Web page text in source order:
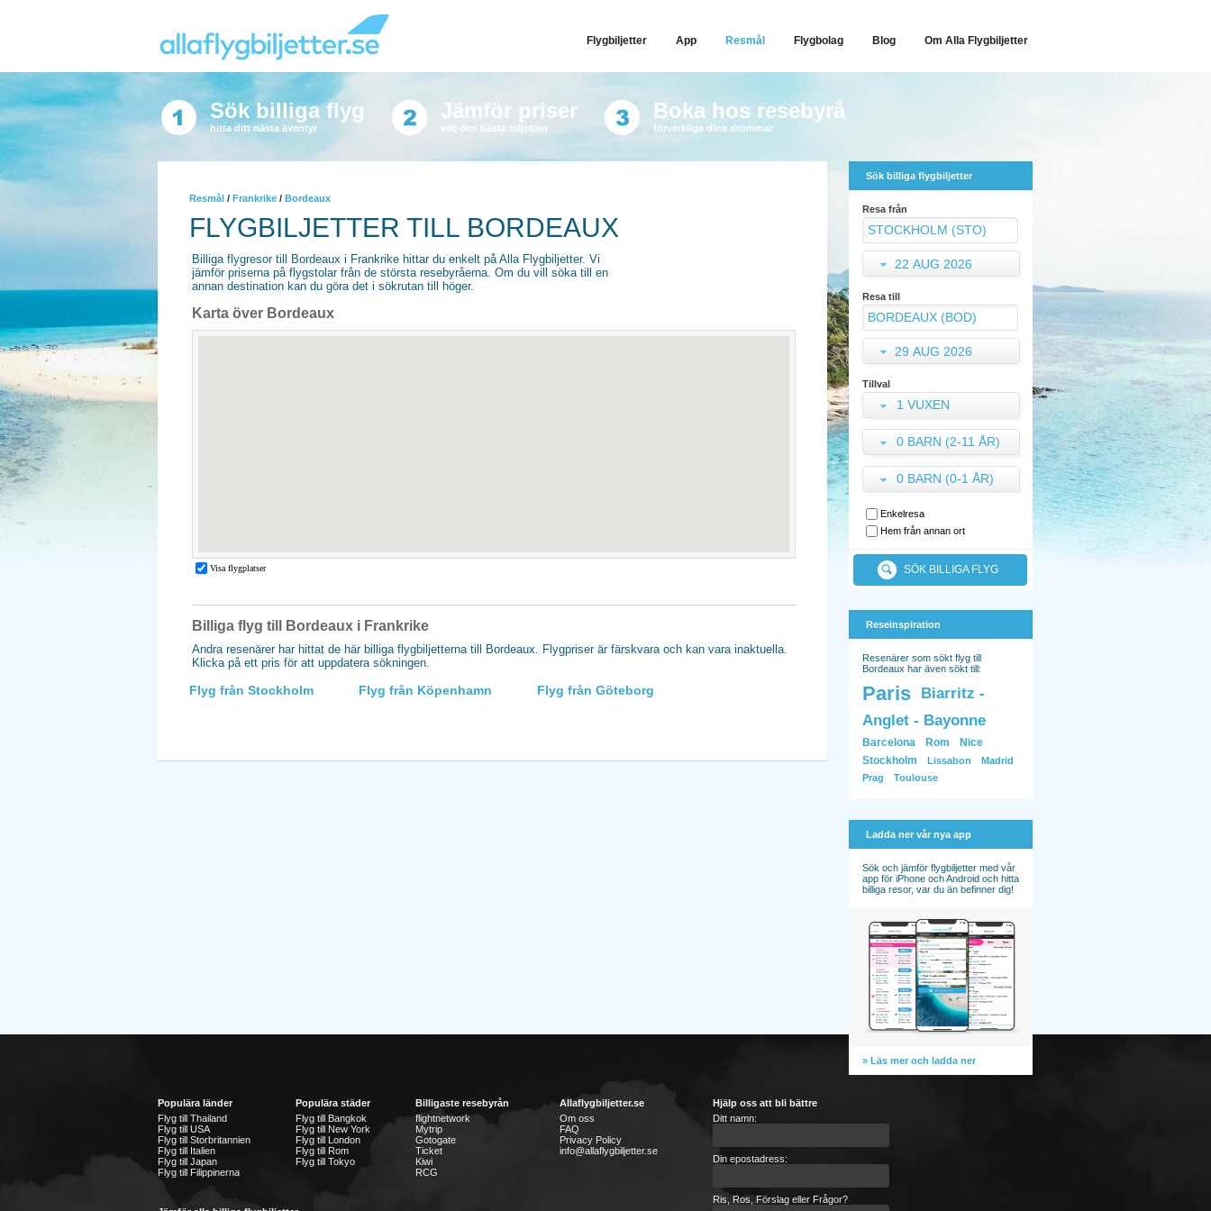
Flygbiljetter App Resmål Flygbolag Blog Om Alla Flygbiljetter
Sök billiga flyg
hitta ditt nästa äventyr
Jämför priser
välj den bästa biljetten
Boka hos resebyrå
förverkliga dina drömmar
Resmål / Frankrike / Bordeaux
FLYGBILJETTER TILL BORDEAUX
Billiga flygresor till Bordeaux i Frankrike hittar du enkelt på Alla Flygbiljetter. Vi
jämför priserna på flygstolar från de största resebyråerna. Om du vill söka till en
annan destination kan du göra det i sökrutan till höger.
Karta över Bordeaux
Billiga flyg till Bordeaux i Frankrike
Andra resenärer har hittat de här billiga flygbiljetterna till Bordeaux. Flygpriser är färskvara och kan vara inaktuella.
Klicka på ett pris för att uppdatera sökningen.
Flyg från Stockholm Flyg från Köpenhamn Flyg från Göteborg
Sök billiga flygbiljetter
Resa från
22 AUG 2026
Resa till
29 AUG 2026
Tillval
1 VUXEN
0 BARN (2-11 ÅR)
0 BARN (0-1 ÅR)
Enkelresa
Hem från annan ort
SÖK BILLIGA FLYG
Reseinspiration
Resenärer som sökt flyg till
Bordeaux har även sökt till:
Paris
Biarritz -
Anglet - Bayonne
Barcelona Rom
Nice
Stockholm
Lissabon
Madrid
Prag
Toulouse
Ladda ner vår nya app
Sök och jämför flygbiljetter med vår
app för iPhone och Android och hitta
billiga resor, var du än befinner dig!
» Läs mer och ladda ner
Populära länder
Flyg till Thailand
Flyg till USA
Flyg till Storbritannien
Flyg till Italien
Flyg till Japan
Flyg till Filippinerna
Populära städer
Flyg till Bangkok
Flyg till New York
Flyg till London
Flyg till Rom
Flyg till Tokyo
Billigaste resebyrån
flightnetwork
Mytrip
Gotogate
Ticket
Kiwi
RCG
Allaflygbiljetter.se
Om oss
FAQ
Privacy Policy
info@allaflygbiljetter.se
Hjälp oss att bli bättre
Ditt namn:
Din epostadress:
Ris, Ros, Förslag eller Frågor?